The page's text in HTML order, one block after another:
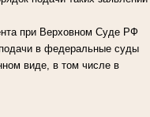
при Верховном Суде РФ
в федеральные суды
виде, в том числе в